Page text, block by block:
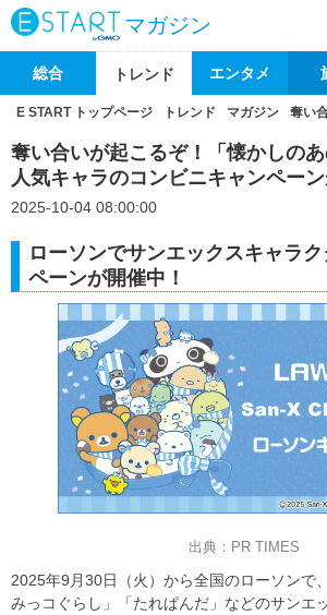
マガジン
総合 トレンド エンタメ
E START トップページ トレンド マガジン 奪い
奪い合いが起こるぞ！「懐かしの
人気キャラのコンビニキャンペー
2025-10-04 08:00:00
ローソンでサンエックスキャラ
ペーンが開催中！
出典：PR TIMES
2025年9月30日（火）から全国のローソンで
みっコぐらし」「たれぱんだ」などのサンエ